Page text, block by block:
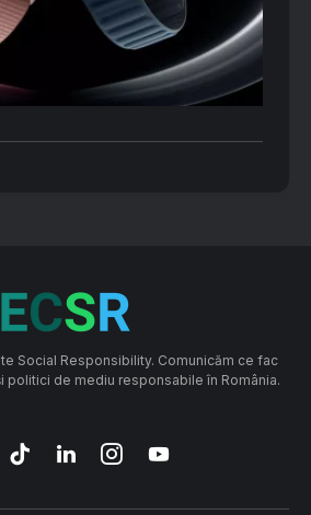
Social Responsibility. Comunicăm ce fac
politici de mediu responsabile în România.